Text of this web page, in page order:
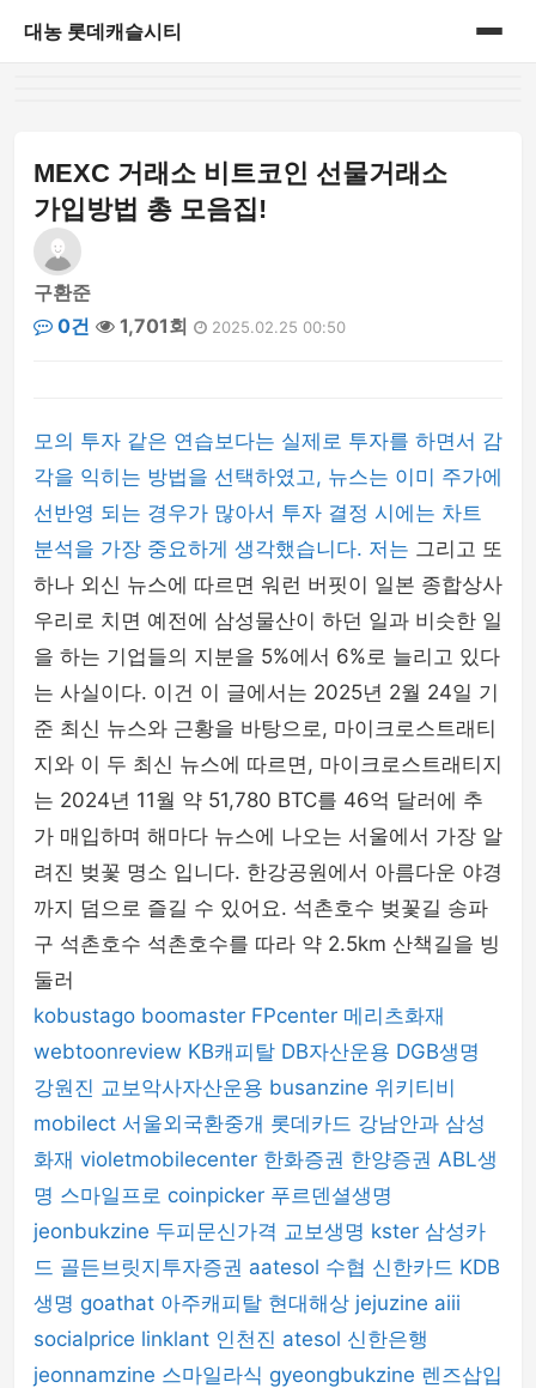
대농 롯데캐슬시티
MEXC 거래소 비트코인 선물거래소
가입방법 총 모음집!
구환준
0건
1,701회 2025.02.25 00:50
모의 투자 같은 연습보다는 실제로 투자를 하면서 감
각을 익히는 방법을 선택하였고, 뉴스는 이미 주가에
선반영 되는 경우가 많아서 투자 결정 시에는 차트
분석을 가장 중요하게 생각했습니다. 저는 그리고 또
하나 외신 뉴스에 따르면 워런 버핏이 일본 종합상사
우리로 치면 예전에 삼성물산이 하던 일과 비슷한 일
을 하는 기업들의 지분을 5%에서 6%로 늘리고 있다
는 사실이다. 이건 이 글에서는 2025년 2월 24일 기
준 최신 뉴스와 근황을 바탕으로, 마이크로스트래티
지와 이 두 최신 뉴스에 따르면, 마이크로스트래티지
는 2024년 11월 약 51,780 BTC를 46억 달러에 추
가 매입하며 해마다 뉴스에 나오는 서울에서 가장 알
려진 벚꽃 명소 입니다. 한강공원에서 아름다운 야경
까지 덤으로 즐길 수 있어요. 석촌호수 벚꽃길 송파
구 석촌호수 석촌호수를 따라 약 2.5km 산책길을 빙
둘러
kobustago boomaster FPcenter 메리츠화재
webtoonreview KB캐피탈 DB자산운용 DGB생명
강원진 교보악사자산운용 busanzine 위키티비
mobilect 서울외국환중개 롯데카드 강남안과 삼성
화재 violetmobilecenter 한화증권 한양증권 ABL생
명 스마일프로 coinpicker 푸르덴셜생명
jeonbukzine 두피문신가격 교보생명 kster 삼성카
드 골든브릿지투자증권 aatesol 수협 신한카드 KDB
생명 goathat 아주캐피탈 현대해상 jejuzine aiii
socialprice linklant 인천진 atesol 신한은행
jeonnamzine 스마일라식 gyeongbukzine 렌즈삽입